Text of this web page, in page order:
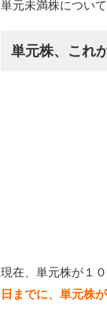
単元未満株につい
単元株、これ
現在、単元株が１
日までに、単元株